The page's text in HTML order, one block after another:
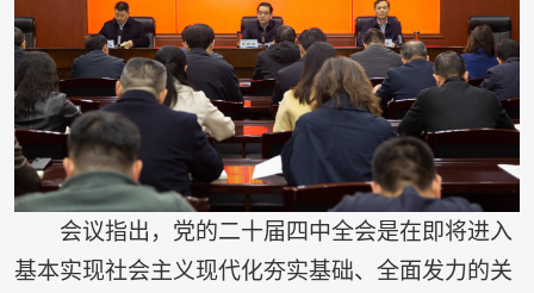
会议指出，党的二十届四中全会是在即将进入
基本实现社会主义现代化夯实基础、全面发力的关